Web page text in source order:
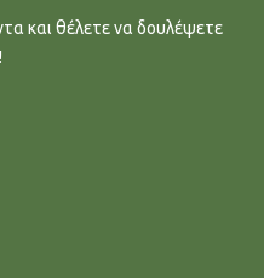
και θέλετε να δουλέψετε